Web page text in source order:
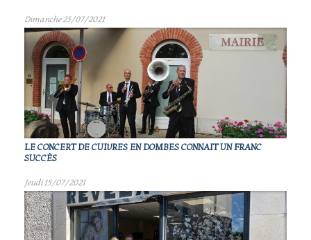
Dimanche 25/07/2021
LE CONCERT DE CUIVRES EN DOMBES CONNAIT UN FRANC
SUCCÈS
Jeudi 15/07/2021